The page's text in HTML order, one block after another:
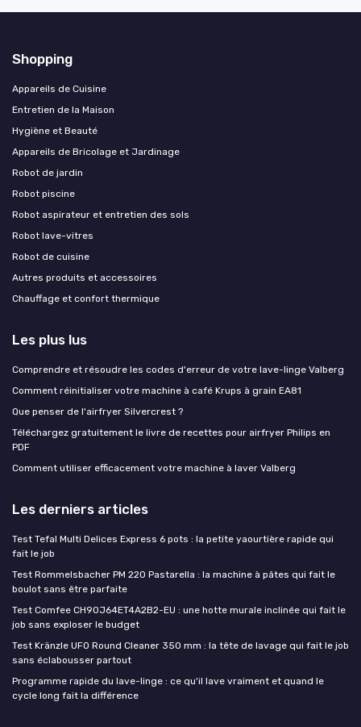
Shopping
Appareils de Cuisine
Entretien de la Maison
Hygiène et Beauté
Appareils de Bricolage et Jardinage
Robot de jardin
Robot piscine
Robot aspirateur et entretien des sols
Robot lave-vitres
Robot de cuisine
Autres produits et accessoires
Chauffage et confort thermique
Les plus lus
Comprendre et résoudre les codes d'erreur de votre lave-linge Valberg
Comment réinitialiser votre machine à café Krups à grain EA81
Que penser de l'airfryer Silvercrest ?
Téléchargez gratuitement le livre de recettes pour airfryer Philips en
PDF
Comment utiliser efficacement votre machine à laver Valberg
Les derniers articles
Test Tefal Multi Delices Express 6 pots : la petite yaourtière rapide qui
fait le job
Test Rommelsbacher PM 220 Pastarella : la machine à pâtes qui fait le
boulot sans être parfaite
Test Comfee CH90J64ET4A2B2-EU : une hotte murale inclinée qui fait le
job sans exploser le budget
Test Kränzle UFO Round Cleaner 350 mm : la tête de lavage qui fait le job
sans éclabousser partout
Programme rapide du lave-linge : ce qu'il lave vraiment et quand le
cycle long fait la différence